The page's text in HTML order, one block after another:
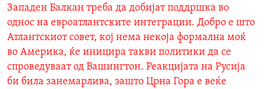
Западен Балкан треба да добијат поддршка во
однос на евроатлантските интеграции. Добро е што
Атлантскиот совет, кој нема некоја формална моќ
во Америка, ќе иницира такви политики да се
спроведуваат од Вашингтон. Реакцијата на Русија
би била занемарлива, зашто Црна Гора е веќе